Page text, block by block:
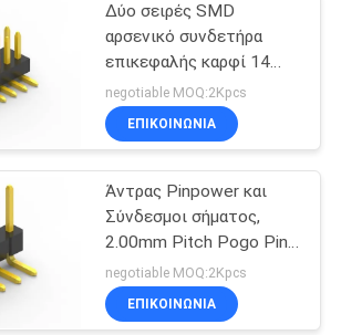
Δύο σειρές SMD
αρσενικό συνδετήρα
επικεφαλής καρφί 14
καρφίς υλικό επαφής
από κράμα χαλκού
negotiable MOQ:2Kpcs
ΕΠΙΚΟΙΝΩΝΊΑ
Άντρας Pinpower και
Σύνδεσμοι σήματος,
2.00mm Pitch Pogo Pin
Connector
negotiable MOQ:2Kpcs
ΕΠΙΚΟΙΝΩΝΊΑ